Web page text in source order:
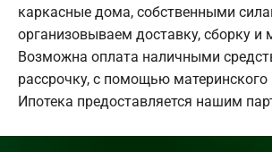
каркасные дома, собственными
организовываем доставку, сборку и
Возможна оплата наличными
рассрочку, с помощью материнского
Ипотека предоставляется нашим